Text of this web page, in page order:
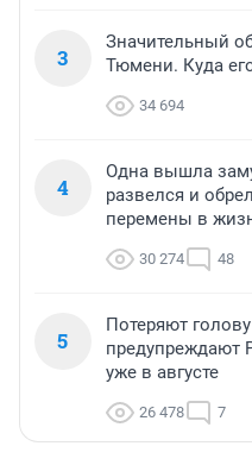
3
Значительный
Тюмени. Куда
34 694
4
Одна вышла
развелся и
перемены в
30 274 48
5
Потеряют
предупреждают
уже в августе
26 478 7